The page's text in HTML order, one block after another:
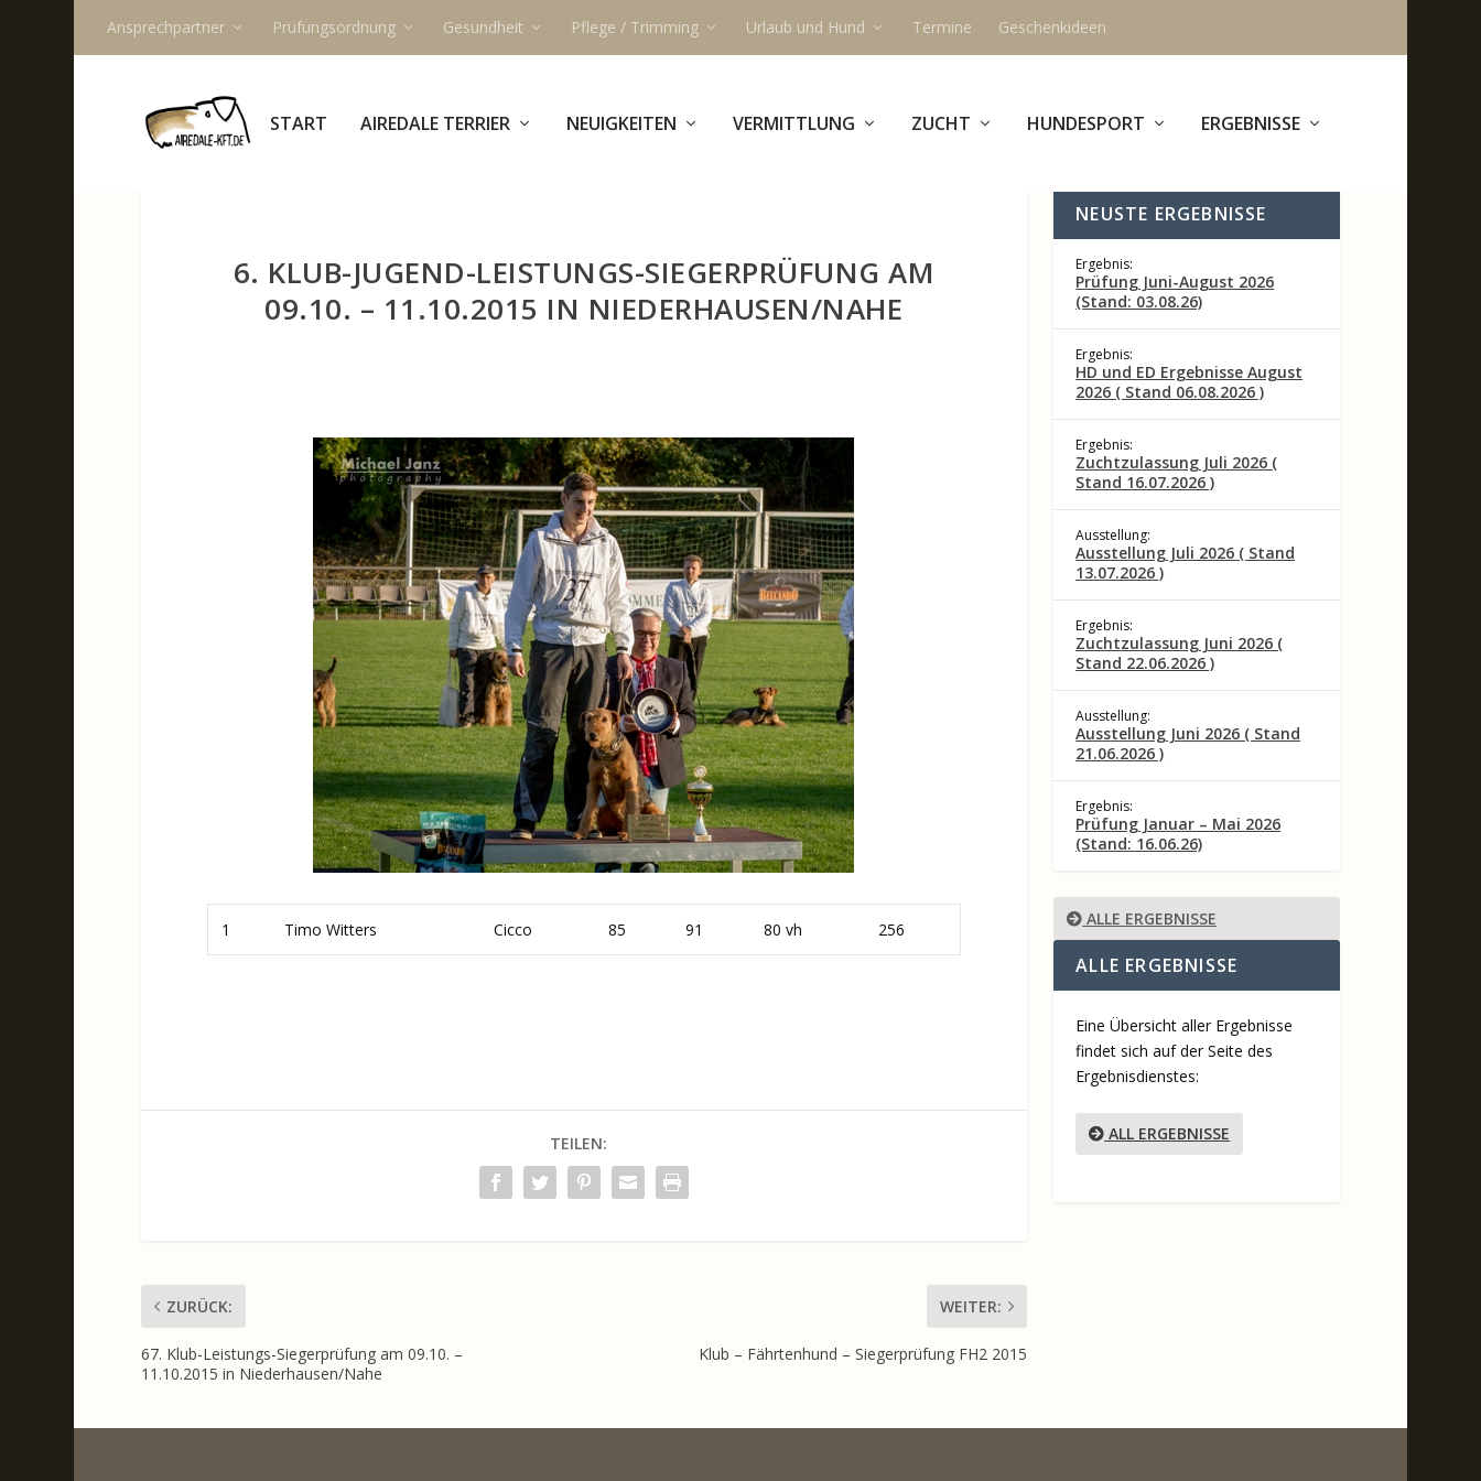
Ansprechpartner Prüfungsordnung Gesundheit Pflege / Trimming Urlaub und Hund Termine Geschenkideen
START AIREDALE TERRIER NEUIGKEITEN VERMITTLUNG ZUCHT HUNDESPORT ERGEBNISSE
6. KLUB-JUGEND-LEISTUNGS-SIEGERPRÜFUNG AM
09.10. – 11.10.2015 IN NIEDERHAUSEN/NAHE
1 Timo Witters Cicco 85 91 80 vh 256
TEILEN:
ZURÜCK:
67. Klub-Leistungs-Siegerprüfung am 09.10. –
11.10.2015 in Niederhausen/Nahe
WEITER:
Klub – Fährtenhund – Siegerprüfung FH2 2015
NEUSTE ERGEBNISSE
Ergebnis:
Prüfung Juni-August 2026
(Stand: 03.08.26)
Ergebnis:
HD und ED Ergebnisse August
2026 ( Stand 06.08.2026 )
Ergebnis:
Zuchtzulassung Juli 2026 (
Stand 16.07.2026 )
Ausstellung:
Ausstellung Juli 2026 ( Stand
13.07.2026 )
Ergebnis:
Zuchtzulassung Juni 2026 (
Stand 22.06.2026 )
Ausstellung:
Ausstellung Juni 2026 ( Stand
21.06.2026 )
Ergebnis:
Prüfung Januar – Mai 2026
(Stand: 16.06.26)
ALLE ERGEBNISSE
ALLE ERGEBNISSE
Eine Übersicht aller Ergebnisse
findet sich auf der Seite des
Ergebnisdienstes:
ALL ERGEBNISSE